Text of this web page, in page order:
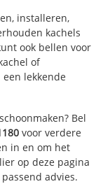
installeren,
kachels
ook bellen voor
of
lekkende
Bel
voor verdere
in en om het
op deze pagina
advies.